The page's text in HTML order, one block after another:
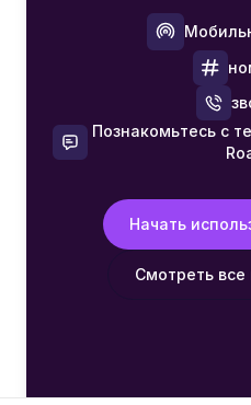
Познакомьтесь с
Начать
Смотреть